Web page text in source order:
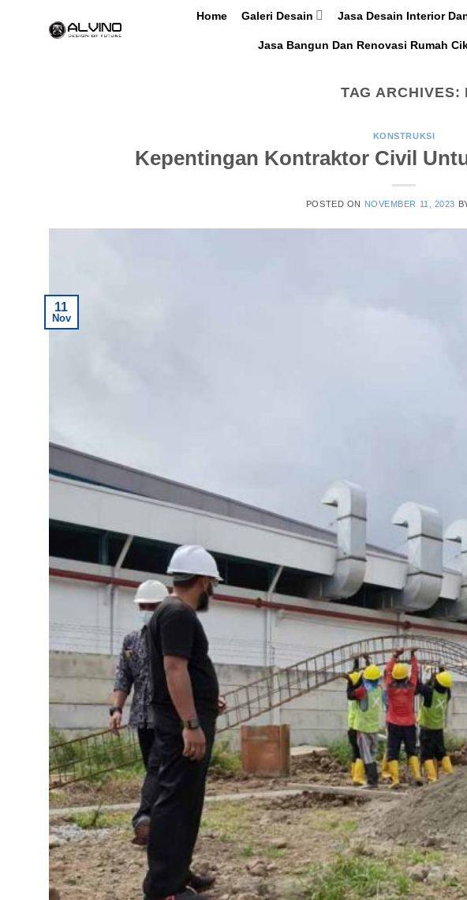
Home Galeri Desain Jasa Desain Interior
Jasa Bangun Dan Renovasi Rumah
TAG ARCHIVES:
KONSTRUKSI
Kepentingan Kontraktor Civil
POSTED ON NOVEMBER 11, 2023
11
Nov